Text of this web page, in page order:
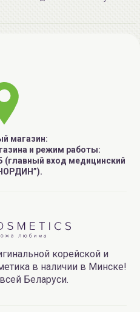
магазин:
и режим работы:
(главный вход медицинский
корейской и
в наличии в Минске!
Беларуси.